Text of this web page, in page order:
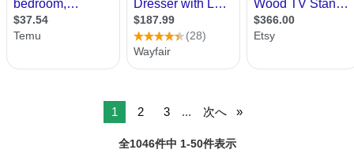
1 2 3 ... 次へ
全1046件中 1-50件表示